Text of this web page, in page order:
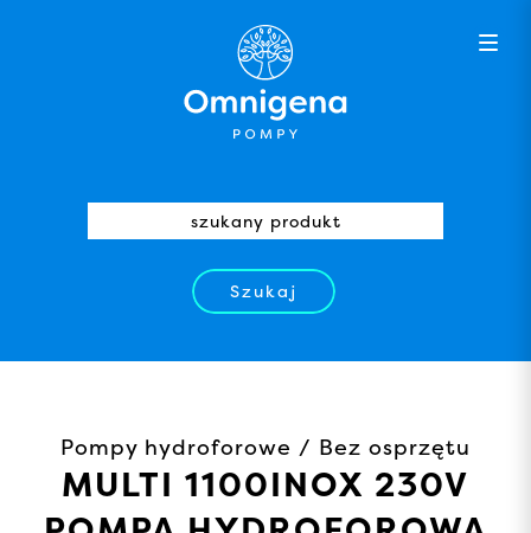
Szukaj
Pompy hydroforowe / Bez osprzętu
MULTI 1100INOX 230V